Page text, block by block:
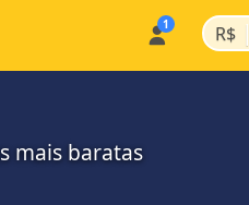
R$ |
mais baratas